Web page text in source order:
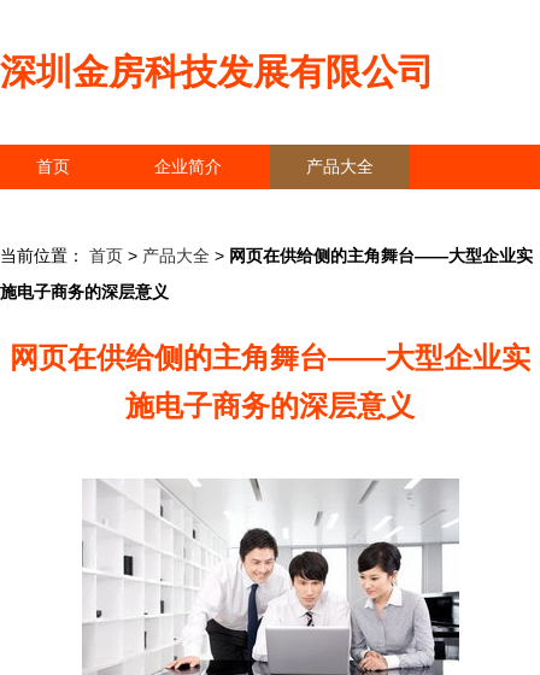
深圳金房科技发展有限公司
首页 企业简介 产品大全
当前位置： 首页 > 产品大全 > 网页在供给侧的主角舞台——大型企业实
施电子商务的深层意义
网页在供给侧的主角舞台——大型企业实
施电子商务的深层意义